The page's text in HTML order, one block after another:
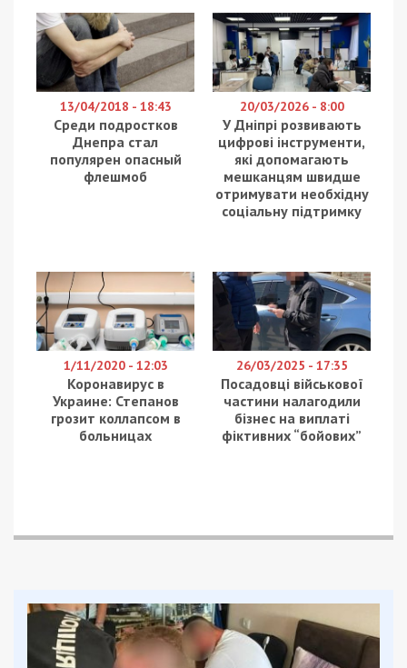
13/04/2018 - 18:43
Среди подростков
Днепра стал
популярен опасный
флешмоб
20/03/2026 - 8:00
У Дніпрі розвивають
цифрові інструменти,
які допомагають
мешканцям швидше
отримувати необхідну
соціальну підтримку
1/11/2020 - 12:03
Коронавирус в
Украине: Степанов
грозит коллапсом в
больницах
26/03/2025 - 17:35
Посадовці військової
частини налагодили
бізнес на виплаті
фіктивних “бойових”